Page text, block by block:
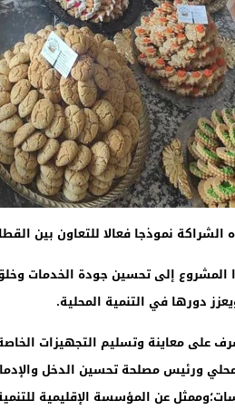
نموذجا فعالا للتعاون بين
إلى تحسين جودة الخدمات
دورها في التنمية المحلية.
على معاينة وتسليم التجهيزات
ورئيس مصلحة تحسين الدخل
عن المؤسسة الإقليمية